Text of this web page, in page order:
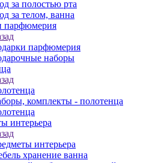
за полостью рта
за телом, ванна
парфюмерия
парфюмерия
наборы
комплекты - полотенца
интерьера
интерьера
хранение ванна